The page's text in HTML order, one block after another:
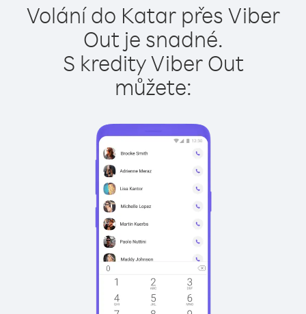
Volání do Katar přes Viber
Out je snadné.
S kredity Viber Out
můžete: